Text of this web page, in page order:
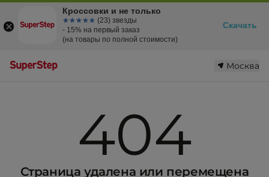
Москва
404
Страница удалена или перемещена
Кроссовки и не только
☆☆☆☆☆
★★★★★ (23) звезды
- 15% на первый заказ
(на товары по полной стоимости)
Скачать